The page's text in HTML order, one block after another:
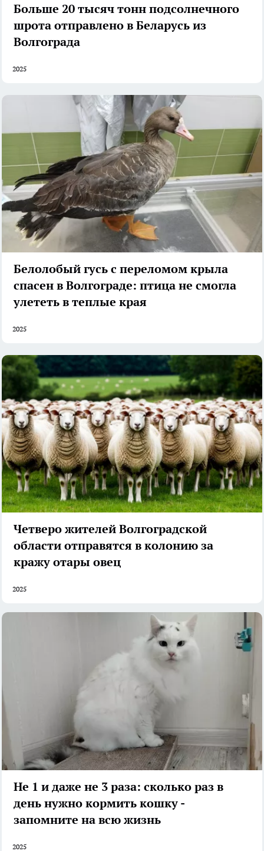
Больше 20 тысяч тонн подсолнечного
шрота отправлено в Беларусь из
Волгограда
2025
Белолобый гусь с переломом крыла
спасен в Волгограде: птица не смогла
улететь в теплые края
2025
Четверо жителей Волгоградской
области отправятся в колонию за
кражу отары овец
2025
Не 1 и даже не 3 раза: сколько раз в
день нужно кормить кошку -
запомните на всю жизнь
2025